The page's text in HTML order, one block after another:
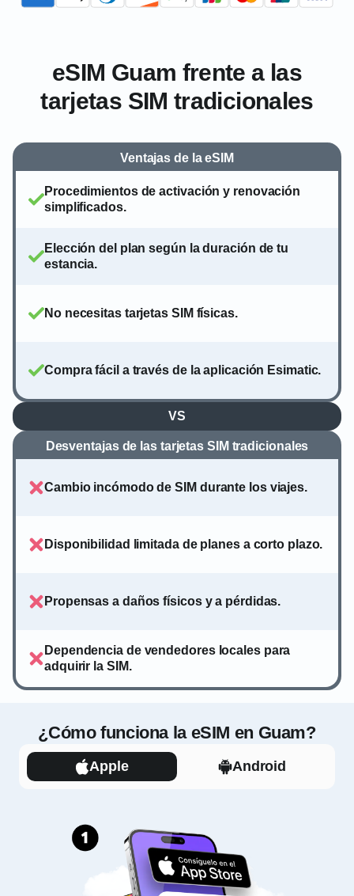
eSIM Guam frente a las
tarjetas SIM tradicionales
Ventajas de la eSIM
Procedimientos de activación y renovación
simplificados.
Elección del plan según la duración de tu
estancia.
No necesitas tarjetas SIM físicas.
Compra fácil a través de la aplicación Esimatic.
VS
Desventajas de las tarjetas SIM tradicionales
Cambio incómodo de SIM durante los viajes.
Disponibilidad limitada de planes a corto plazo.
Propensas a daños físicos y a pérdidas.
Dependencia de vendedores locales para
adquirir la SIM.
¿Cómo funciona la eSIM en Guam?
Apple Android